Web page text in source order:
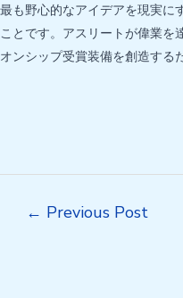
最も野心的なアイデアを現実に
ことです。アスリートが偉業を
オンシップ受賞装備を創造する
← Previous Post